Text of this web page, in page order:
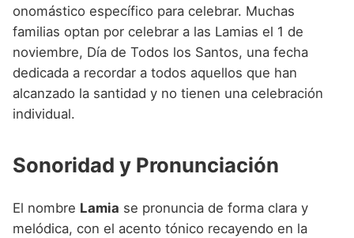
onomástico específico para celebrar. Muchas
familias optan por celebrar a las Lamias el 1 de
noviembre, Día de Todos los Santos, una fecha
dedicada a recordar a todos aquellos que han
alcanzado la santidad y no tienen una celebración
individual.
Sonoridad y Pronunciación
El nombre Lamia se pronuncia de forma clara y
melódica, con el acento tónico recayendo en la